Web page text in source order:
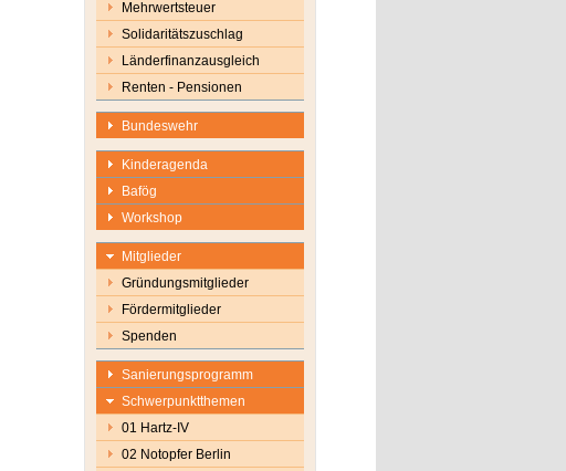
Mehrwertsteuer
Solidaritätszuschlag
Länderfinanzausgleich
Renten - Pensionen
Bundeswehr
Kinderagenda
Bafög
Workshop
Mitglieder
Gründungsmitglieder
Fördermitglieder
Spenden
Sanierungsprogramm
Schwerpunktthemen
01 Hartz-IV
02 Notopfer Berlin